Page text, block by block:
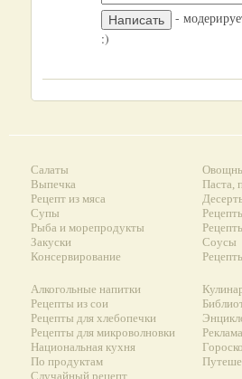
-
:)
Салаты
Выпечка
Рецепт из мяса
Супы
Рыба и морепродукты
Закуски
Консервирование
Паста,
Соусы
Алкогольные напитки
Рецепты из сои
Рецепты для хлебопечки
Рецепты для микроволновки
Национальная кухня
По продуктам
Случайный рецепт